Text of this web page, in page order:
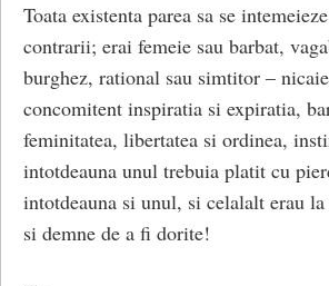
Toata existenta parea sa se
contrarii; erai femeie sau barbat,
burghez, rational sau simtitor –
concomitent inspiratia si expiratia,
feminitatea, libertatea si ordinea,
intotdeauna unul trebuia platit cu
intotdeauna si unul, si celalalt erau
si demne de a fi dorite!